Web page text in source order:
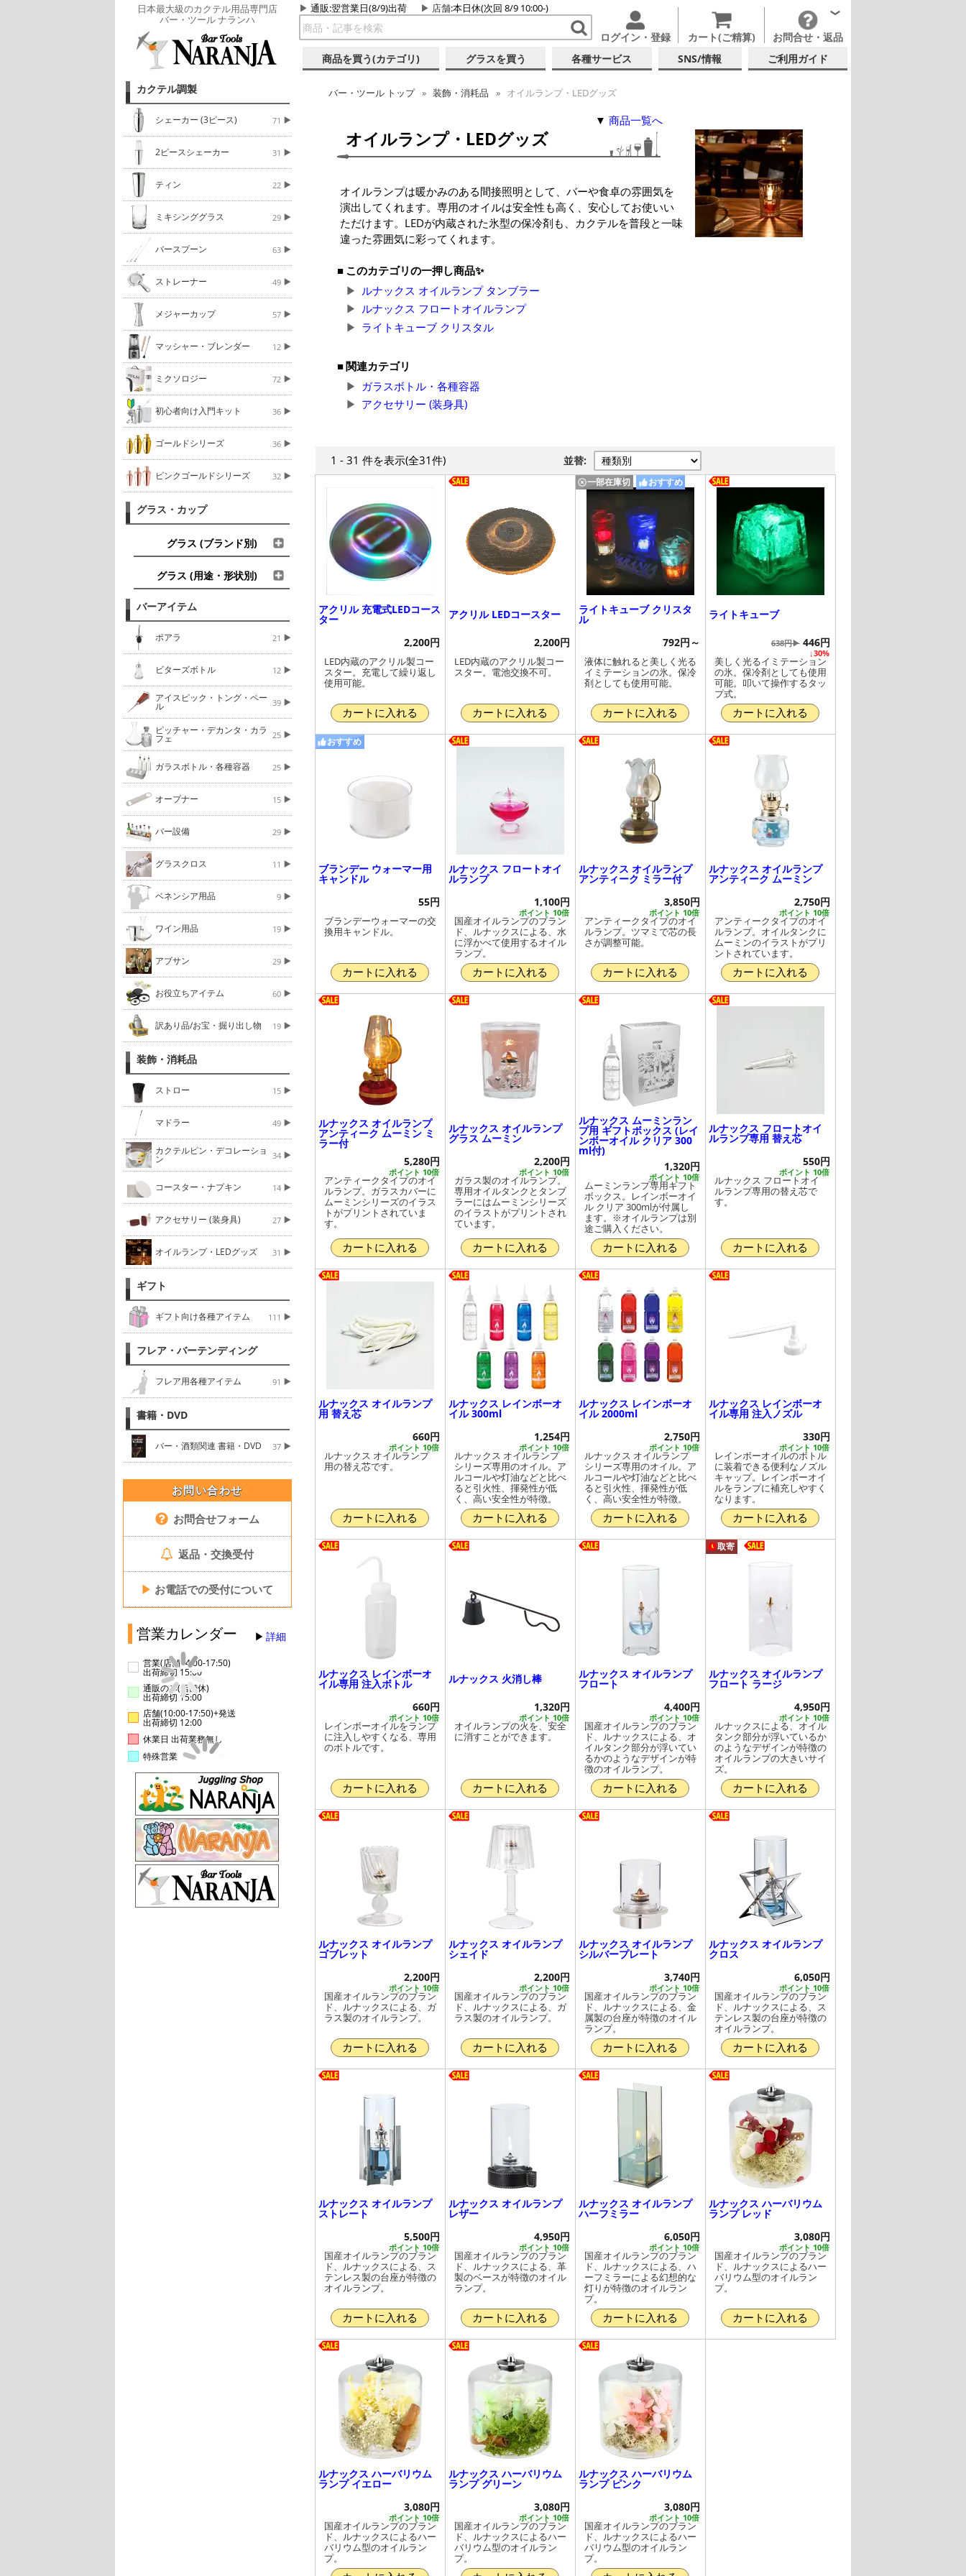
日本最大級のカクテル用品専門店
バー・ツール ナランハ
通販:翌営業日(8/9)出荷 店舗:本日休(次回 8/9 10:00-)
ログイン・登録 カート(ご精算) お問合せ・返品
商品を買う(カテゴリ) グラスを買う 各種サービス SNS/情報 ご利用ガイド
カクテル調製
シェーカー (3ピース) 71
2ピースシェーカー 31
ティン 22
ミキシンググラス 29
バースプーン 63
ストレーナー 49
メジャーカップ 57
マッシャー・ブレンダー 12
ミクソロジー 72
初心者向け入門キット 36
ゴールドシリーズ 36
ピンクゴールドシリーズ 32
グラス・カップ
グラス (ブランド別)
グラス (用途・形状別)
バーアイテム
ポアラ 21
ビターズボトル 12
アイスピック・トング・ペー
ル 39
ピッチャー・デカンタ・カラ
フェ 25
ガラスボトル・各種容器 25
オープナー 15
バー設備 29
グラスクロス 11
ベネンシア用品 9
ワイン用品 19
アブサン 29
お役立ちアイテム 60
訳あり品/お宝・掘り出し物 19
装飾・消耗品
ストロー 15
マドラー 49
カクテルピン・デコレーショ
ン 34
コースター・ナプキン 14
アクセサリー (装身具) 27
オイルランプ・LEDグッズ 31
ギフト
ギフト向け各種アイテム 111
フレア・バーテンディング
フレア用各種アイテム 91
書籍・DVD
バー・酒類関連 書籍・DVD 37
お問い合わせ
お問合せフォーム
返品・交換受付
▶ お電話での受付について
営業カレンダー 詳細
営業(店舗14:00-17:50)
出荷締切 15:00
通販のみ(店舗休)
出荷締切 15:00
店舗(10:00-17:50)+発送
出荷締切 12:00
休業日 出荷業務無し
特殊営業
バー・ツール トップ 装飾・消耗品 オイルランプ・LEDグッズ
オイルランプ・LEDグッズ
▼ 商品一覧へ
オイルランプは暖かみのある間接照明として、バーや食卓の雰囲気を
演出してくれます。専用のオイルは安全性も高く、安心してお使いい
ただけます。LEDが内蔵された氷型の保冷剤も、カクテルを普段と一味
違った雰囲気に彩ってくれます。
このカテゴリの一押し商品✨
ルナックス オイルランプ タンブラー
ルナックス フロートオイルランプ
ライトキューブ クリスタル
関連カテゴリ
ガラスボトル・各種容器
アクセサリー (装身具)
1 - 31 件を表示(全31件) 並替:
アクリル 充電式LEDコース
ター
2,200円
LED内蔵のアクリル製コー
スター。充電して繰り返し
使用可能。
カートに入れる
アクリル LEDコースター
2,200円
LED内蔵のアクリル製コー
スター。電池交換不可。
カートに入れる
一部在庫切 おすすめ
ライトキューブ クリスタ
ル
792円～
液体に触れると美しく光る
イミテーションの氷。保冷
剤としても使用可能。
カートに入れる
ライトキューブ
↓30%
638円▶ 446円
美しく光るイミテーション
の氷。保冷剤としても使用
可能。叩いて操作するタッ
プ式。
カートに入れる
おすすめ
ブランデー ウォーマー用
キャンドル
55円
ブランデーウォーマーの交
換用キャンドル。
カートに入れる
ルナックス フロートオイ
ルランプ
ポイント 10倍
1,100円
国産オイルランプのブラン
ド、ルナックスによる、水
に浮かべて使用するオイル
ランプ。
カートに入れる
ルナックス オイルランプ
アンティーク ミラー付
ポイント 10倍
3,850円
アンティークタイプのオイ
ルランプ。ツマミで芯の長
さが調整可能。
カートに入れる
ルナックス オイルランプ
アンティーク ムーミン
ポイント 10倍
2,750円
アンティークタイプのオイ
ルランプ。オイルタンクに
ムーミンのイラストがプリ
ントされています。
カートに入れる
ルナックス オイルランプ
アンティーク ムーミン ミ
ラー付
ポイント 10倍
5,280円
アンティークタイプのオイ
ルランプ。ガラスカバーに
ムーミンシリーズのイラス
トがプリントされていま
す。
カートに入れる
ルナックス オイルランプ
グラス ムーミン
ポイント 10倍
2,200円
ガラス製のオイルランプ。
専用オイルタンクとタンブ
ラーにはムーミンシリーズ
のイラストがプリントされ
ています。
カートに入れる
ルナックス ムーミンラン
プ用 ギフトボックス (レイ
ンボーオイル クリア 300
ml付)
ポイント 10倍
1,320円
ムーミンランプ専用ギフト
ボックス。レインボーオイ
ル クリア 300mlが付属し
ます。※オイルランプは別
途ご購入ください。
カートに入れる
ルナックス フロートオイ
ルランプ専用 替え芯
ポイント 10倍
550円
ルナックス フロートオイ
ルランプ専用の替え芯で
す。
カートに入れる
ルナックス オイルランプ
用 替え芯
ポイント 10倍
660円
ルナックス オイルランプ
用の替え芯です。
カートに入れる
ルナックス レインボーオ
イル 300ml
ポイント 10倍
1,254円
ルナックス オイルランプ
シリーズ専用のオイル。ア
ルコールや灯油などと比べ
ると引火性、揮発性が低
く、高い安全性が特徴。
カートに入れる
ルナックス レインボーオ
イル 2000ml
ポイント 10倍
2,750円
ルナックス オイルランプ
シリーズ専用のオイル。ア
ルコールや灯油などと比べ
ると引火性、揮発性が低
く、高い安全性が特徴。
カートに入れる
ルナックス レインボーオ
イル専用 注入ノズル
ポイント 10倍
330円
レインボーオイルのボトル
に装着できる便利なノズル
キャップ。レインボーオイ
ルをランプに補充しやすく
なります。
カートに入れる
ルナックス レインボーオ
イル専用 注入ボトル
ポイント 10倍
660円
レインボーオイルをランプ
に注入しやすくなる、専用
のボトルです。
カートに入れる
ルナックス 火消し棒
ポイント 10倍
1,320円
オイルランプの火を、安全
に消すことができます。
カートに入れる
ルナックス オイルランプ
フロート
ポイント 10倍
4,400円
国産オイルランプのブラン
ド、ルナックスによる、オ
イルタンク部分が浮いてい
るかのようなデザインが特
徴のオイルランプ。
カートに入れる
取寄
ルナックス オイルランプ
フロート ラージ
ポイント 10倍
4,950円
ルナックスによる、オイル
タンク部分が浮いているか
のようなデザインが特徴の
オイルランプの大きいサイ
ズ。
カートに入れる
ルナックス オイルランプ
ゴブレット
ポイント 10倍
2,200円
国産オイルランプのブラン
ド、ルナックスによる、ガ
ラス製のオイルランプ。
カートに入れる
ルナックス オイルランプ
シェイド
ポイント 10倍
2,200円
国産オイルランプのブラン
ド、ルナックスによる、ガ
ラス製のオイルランプ。
カートに入れる
ルナックス オイルランプ
シルバープレート
ポイント 10倍
3,740円
国産オイルランプのブラン
ド、ルナックスによる、金
属製の台座が特徴のオイル
ランプ。
カートに入れる
ルナックス オイルランプ
クロス
ポイント 10倍
6,050円
国産オイルランプのブラン
ド、ルナックスによる、ス
テンレス製の台座が特徴の
オイルランプ。
カートに入れる
ルナックス オイルランプ
ストレート
ポイント 10倍
5,500円
国産オイルランプのブラン
ド、ルナックスによる、ス
テンレス製の台座が特徴の
オイルランプ。
カートに入れる
ルナックス オイルランプ
レザー
ポイント 10倍
4,950円
国産オイルランプのブラン
ド、ルナックスによる、革
製のベースが特徴のオイル
ランプ。
カートに入れる
ルナックス オイルランプ
ハーフミラー
ポイント 10倍
6,050円
国産オイルランプのブラン
ド、ルナックスによる、ハ
ーフミラーによる幻想的な
灯りが特徴のオイルラン
プ。
カートに入れる
ルナックス ハーバリウム
ランプ レッド
ポイント 10倍
3,080円
国産オイルランプのブラン
ド、ルナックスによるハー
バリウム型のオイルラン
プ。
カートに入れる
ルナックス ハーバリウム
ランプ イエロー
ポイント 10倍
3,080円
国産オイルランプのブラン
ド、ルナックスによるハー
バリウム型のオイルラン
プ。
ルナックス ハーバリウム
ランプ グリーン
ポイント 10倍
3,080円
国産オイルランプのブラン
ド、ルナックスによるハー
バリウム型のオイルラン
プ。
ルナックス ハーバリウム
ランプ ピンク
ポイント 10倍
3,080円
国産オイルランプのブラン
ド、ルナックスによるハー
バリウム型のオイルラン
プ。